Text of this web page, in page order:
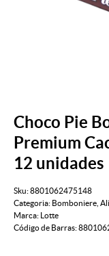
Choco Pie
Premium
12 unidades
Sku:8801062475148
Categoria: Bomboniere
Marca:
Lotte
Código de Barras: